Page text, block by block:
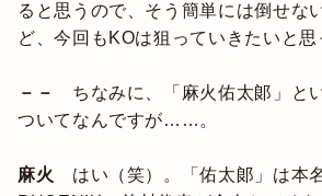
ると思うので、そう簡単には倒せな
ど、今回もKOは狙っていきたいと思
－－ ちなみに、「麻火佑太郞」と
ついてなんですが……。
麻火 はい（笑）。「佑太郞」は本